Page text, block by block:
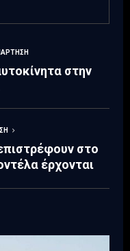
στην
στο
έρχονται